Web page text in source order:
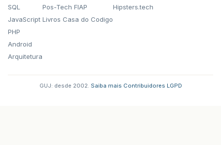
SQL
JavaScript
PHP
Android
Arquitetura
Pos-Tech FIAP
Livros Casa do Codigo
Hipsters.tech
GUJ: desde 2002. Saiba mais Contribuidores LGPD